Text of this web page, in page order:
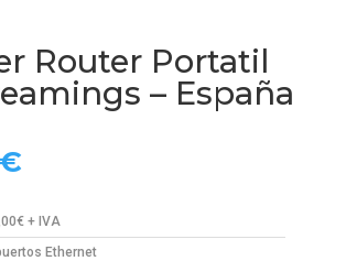
Router Portatil
– España
€
+ IVA
Ethernet